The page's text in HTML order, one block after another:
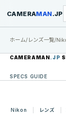
CAMERAMAN.JP
ホーム/ レンズ一覧/
CAMERAMAN.JP
SPECS GUIDE
Nikon レンズ